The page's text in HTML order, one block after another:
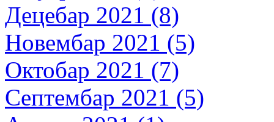
Децебар 2021 (8)
Новембар 2021 (5)
Октобар 2021 (7)
Септембар 2021 (5)